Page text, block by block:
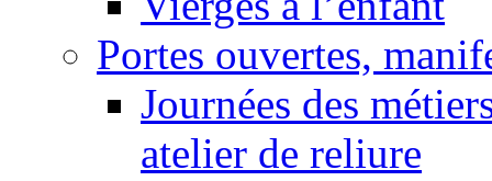
Portes ouvertes,
Journées des
atelier de reliure